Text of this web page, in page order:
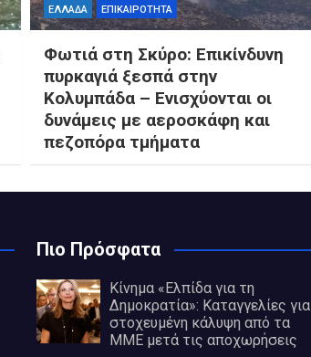
ΕΛΛΑΔΑ ΕΠΙΚΑΙΡΟΤΗΤΑ
Φωτιά στη Σκύρο: Επικίνδυνη
πυρκαγιά ξεσπά στην
Κολυμπάδα – Ενισχύονται οι
δυνάμεις με αεροσκάφη και
πεζοπόρα τμήματα
Πιο Πρόσφατα
Κίνημα «Ελπίδα για τη
Δημοκρατία»: Καταγγελίες για
στοχευμένη κάλυψη από τα
ΜΜΕ μετά τις αποχωρήσεις